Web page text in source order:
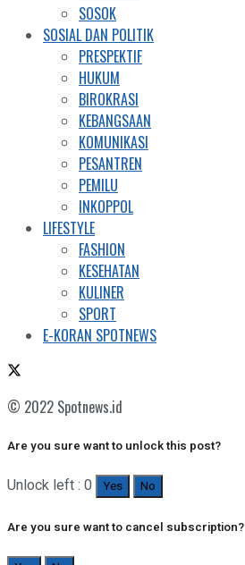
SOSOK
SOSIAL DAN POLITIK
PRESPEKTIF
HUKUM
BIROKRASI
KEBANGSAAN
KOMUNIKASI
PESANTREN
PEMILU
INKOPPOL
LIFESTYLE
FASHION
KESEHATAN
KULINER
SPORT
E-KORAN SPOTNEWS
© 2022 Spotnews.id
Are you sure want to unlock this post?
Unlock left : 0 Yes No
Are you sure want to cancel subscription?